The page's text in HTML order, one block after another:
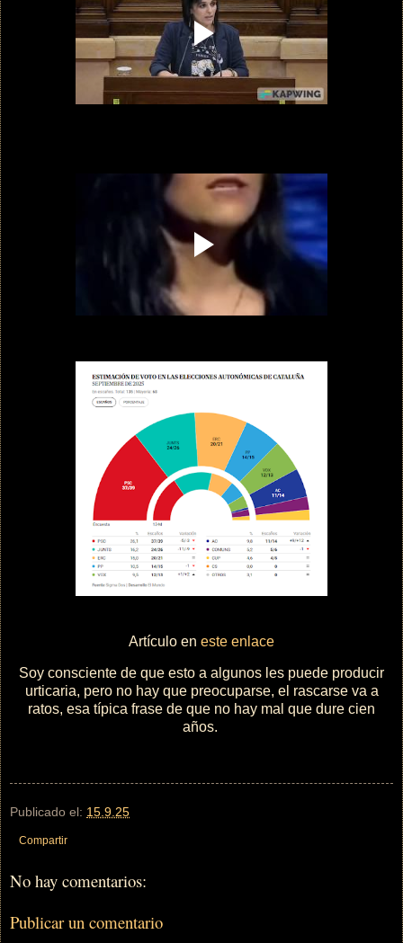
Artículo en este enlace
Soy consciente de que esto a algunos les puede producir
urticaria, pero no hay que preocuparse, el rascarse va a
ratos, esa típica frase de que no hay mal que dure cien
años.
Publicado el: 15.9.25
Compartir
No hay comentarios:
Publicar un comentario